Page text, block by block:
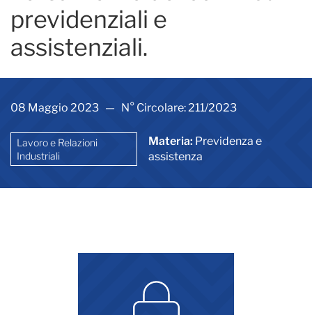
previdenziali e
assistenziali.
08 Maggio 2023 — N° Circolare: 211/2023
Lavoro e Relazioni
Industriali
Materia: Previdenza e
assistenza